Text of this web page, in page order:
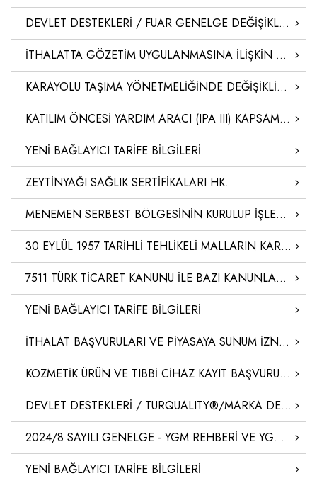
DEVLET DESTEKLERİ / FUAR GENELGE DEĞİŞİKLİĞİ HK.
İTHALATTA GÖZETİM UYGULANMASINA İLİŞKİN TEBLİĞ (TEBLİĞ NO: 2024/6)’DE DEĞİŞİKLİK YAPILMASINA DAİR TEBLİĞ
KARAYOLU TAŞIMA YÖNETMELİĞİNDE DEĞİŞİKLİK YAPILMASINA DAİR YÖNETMELİK
KATILIM ÖNCESİ YARDIM ARACI (IPA III) KAPSAMINDA AKDEDİLEN 2021 YILI TÜRKİYE İÇİN YILLIK EYLEM PLANINA AİT FİNANSMAN ANLAŞMASINDA DEĞİŞİKLİK YAPILMASINA İLİŞKİN OLARAK TÜRKİYE CUMHURİYETİ HÜKÜMETİ İLE AVRUPA KOMİSYONU ARASINDA 17/4/2024 VE 24/4/2024 TARİH
YENİ BAĞLAYICI TARİFE BİLGİLERİ
ZEYTİNYAĞI SAĞLIK SERTİFİKALARI HK.
MENEMEN SERBEST BÖLGESİNİN KURULUP İŞLETİLMESİ HAKKINDA KARAR (KARAR SAYISI: 8567)
30 EYLÜL 1957 TARİHLİ TEHLİKELİ MALLARIN KARAYOLU İLE ULUSLARARASI TAŞIMACILIĞINA İLİŞKİN AVRUPA ANLAŞMASININ (ADR) BAŞLIĞINDA DEĞİŞİKLİK YAPILMASINA DAİR PROTOKOLÜN ONAYLANMASI HAKKINDA KARAR (KARAR SAYISI: 8564)
7511 TÜRK TİCARET KANUNU İLE BAZI KANUNLARDA DEĞİŞİKLİK YAPILMASINA DAİR KANUN
YENİ BAĞLAYICI TARİFE BİLGİLERİ
İTHALAT BAŞVURULARI VE PİYASAYA SUNUM İZNİ HAKKINDA KILAVUZ
KOZMETİK ÜRÜN VE TIBBİ CİHAZ KAYIT BAŞVURULARI
DEVLET DESTEKLERİ / TURQUALITY®/MARKA DESTEK PROGRAMI
2024/8 SAYILI GENELGE - YGM REHBERİ VE YGM ÇALIŞMA BÖLGESİ
YENİ BAĞLAYICI TARİFE BİLGİLERİ